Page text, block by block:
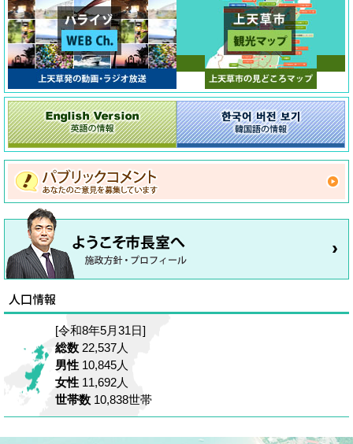
[令和8年5月31日]
総数 22,537人
男性 10,845人
女性 11,692人
世帯数 10,838世帯